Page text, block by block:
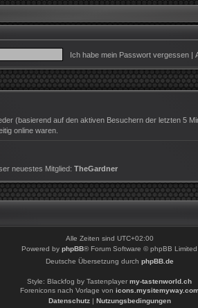
Ich habe mein Passwort vergessen |
(basierend auf den aktiven Besuchern der letzten 5
online waren.
neuestes Mitglied: TheGardner
Alle Zeiten sind UTC+02:00
Powered by phpBB® Forum Software © phpBB Limited
Deutsche Übersetzung durch phpBB.de
Style: Blackfog by Tastenplayer my-tastenworld.ch
Forenicons nach Vorlage von
Datenschutz| Nutzungsbedingungen